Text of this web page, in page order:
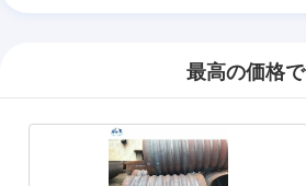
最高の価格で